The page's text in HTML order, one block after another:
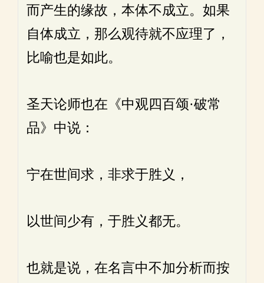
而产生的缘故，本体不成立。如果
自体成立，那么观待就不应理了，
比喻也是如此。
圣天论师也在《中观四百颂·破常
品》中说：
宁在世间求，非求于胜义，
以世间少有，于胜义都无。
也就是说，在名言中不加分析而按